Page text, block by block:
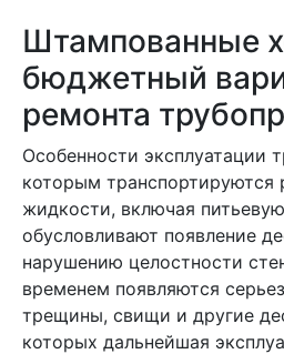
Штампованные
бюджетный
ремонта
Особенности эксплуатации
которым транспортируются
жидкости, включая
обусловливают появление
нарушению целостности
временем появляются
трещины, свищи и другие
которых дальнейшая